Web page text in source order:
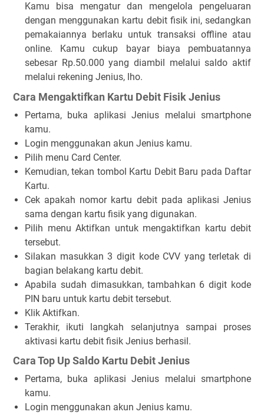
Kamu bisa mengatur dan mengelola pengeluaran
dengan menggunakan kartu debit fisik ini, sedangkan
pemakaiannya berlaku untuk transaksi offline atau
online. Kamu cukup bayar biaya pembuatannya
sebesar Rp.50.000 yang diambil melalui saldo aktif
melalui rekening Jenius, lho.
Cara Mengaktifkan Kartu Debit Fisik Jenius
Pertama, buka aplikasi Jenius melalui smartphone
kamu.
Login menggunakan akun Jenius kamu.
Pilih menu Card Center.
Kemudian, tekan tombol Kartu Debit Baru pada Daftar
Kartu.
Cek apakah nomor kartu debit pada aplikasi Jenius
sama dengan kartu fisik yang digunakan.
Pilih menu Aktifkan untuk mengaktifkan kartu debit
tersebut.
Silakan masukkan 3 digit kode CVV yang terletak di
bagian belakang kartu debit.
Apabila sudah dimasukkan, tambahkan 6 digit kode
PIN baru untuk kartu debit tersebut.
Klik Aktifkan.
Terakhir, ikuti langkah selanjutnya sampai proses
aktivasi kartu debit fisik Jenius berhasil.
Cara Top Up Saldo Kartu Debit Jenius
Pertama, buka aplikasi Jenius melalui smartphone
kamu.
Login menggunakan akun Jenius kamu.